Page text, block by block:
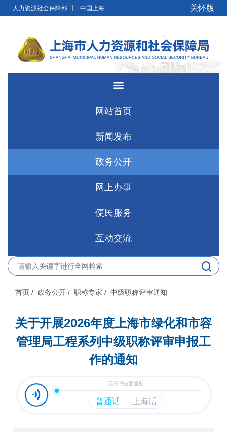
无障碍操作说明 跳转到网站导航区
人力资源社会保障部 中国上海 关怀版
网站首页
新闻发布
政务公开
网上办事
便民服务
互动交流
首页 / 政务公开 / 职称专家 / 中级职称评审通知
关于开展2026年度上海市绿化和市容
管理局工程系列中级职称评审申报工
作的通知